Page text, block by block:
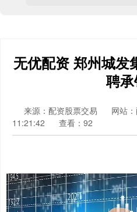
无优配资 郑州城发
聘
来源：配资股票交易 网站
11:21:42
查看：92